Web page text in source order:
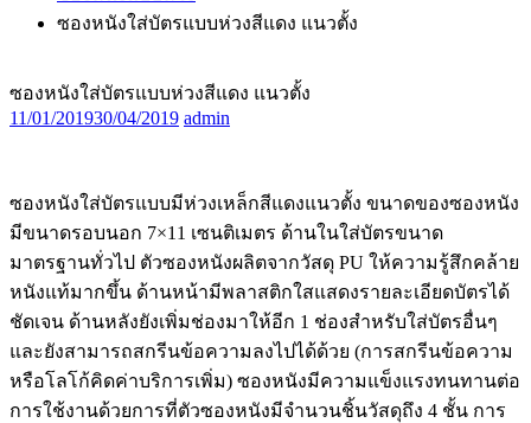
ซองหนังใส่บัตรแบบห่วงสีแดง แนวตั้ง
ซองหนังใส่บัตรแบบห่วงสีแดง แนวตั้ง
11/01/201930/04/2019 admin
ซองหนังใส่บัตรแบบมีห่วงเหล็กสีแดงแนวตั้ง ขนาดของซองหนัง
มีขนาดรอบนอก 7×11 เซนติเมตร ด้านในใส่บัตรขนาด
มาตรฐานทั่วไป ตัวซองหนังผลิตจากวัสดุ PU ให้ความรู้สึกคล้าย
หนังแท้มากขึ้น ด้านหน้ามีพลาสติกใสแสดงรายละเอียดบัตรได้
ชัดเจน ด้านหลังยังเพิ่มช่องมาให้อีก 1 ช่องสำหรับใส่บัตรอื่นๆ
และยังสามารถสกรีนข้อความลงไปได้ด้วย (การสกรีนข้อความ
หรือโลโก้คิดค่าบริการเพิ่ม) ซองหนังมีความแข็งแรงทนทานต่อ
การใช้งานด้วยการที่ตัวซองหนังมีจำนวนชิ้นวัสดุถึง 4 ชั้น การ